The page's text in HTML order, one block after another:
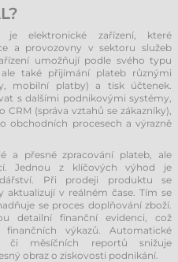
elektronické zařízení, které
a provozovny v sektoru služeb
umožňují podle svého typu
také přijímání plateb různými
mobilní platby) a tisk účtenek.
s dalšími podnikovými systémy,
(správa vztahů se zákazníky),
obchodních procesech a výrazně
a přesné zpracování plateb, ale
Jednou z klíčových výhod je
Při prodeji produktu se
v reálném čase. Tím se
se proces doplňování zboží.
detailní finanční evidenci, což
výkazů. Automatické
či měsíčních reportů snižuje
obraz o ziskovosti podnikání.